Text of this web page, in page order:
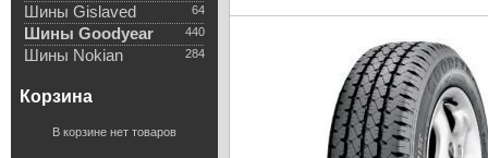
64
Шины Gislaved
440
Шины Goodyear
284
Шины Nokian
Корзина
В корзине нет товаров